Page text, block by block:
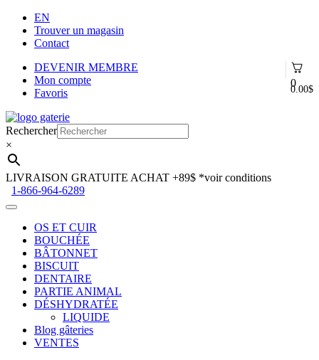
EN
Trouver un magasin
Contact
0
0.00$
DEVENIR MEMBRE
Mon compte
Favoris
Aller
à
la
navigation
Aller
au
contenu
Rechercher
×
LIVRAISON GRATUITE ACHAT +89$ *voir conditions
1-866-964-6289
OS ET CUIR
BOUCHÉE
BÂTONNET
BISCUIT
DENTAIRE
PARTIE ANIMAL
DÉSHYDRATÉE
LIQUIDE
Blog gâteries
VENTES